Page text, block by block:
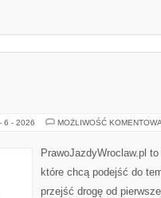
6 - 2026 MOŻLIWOŚĆ
PrawoJazdyWroclaw.pl
które chcą podejść do
przejść drogę od